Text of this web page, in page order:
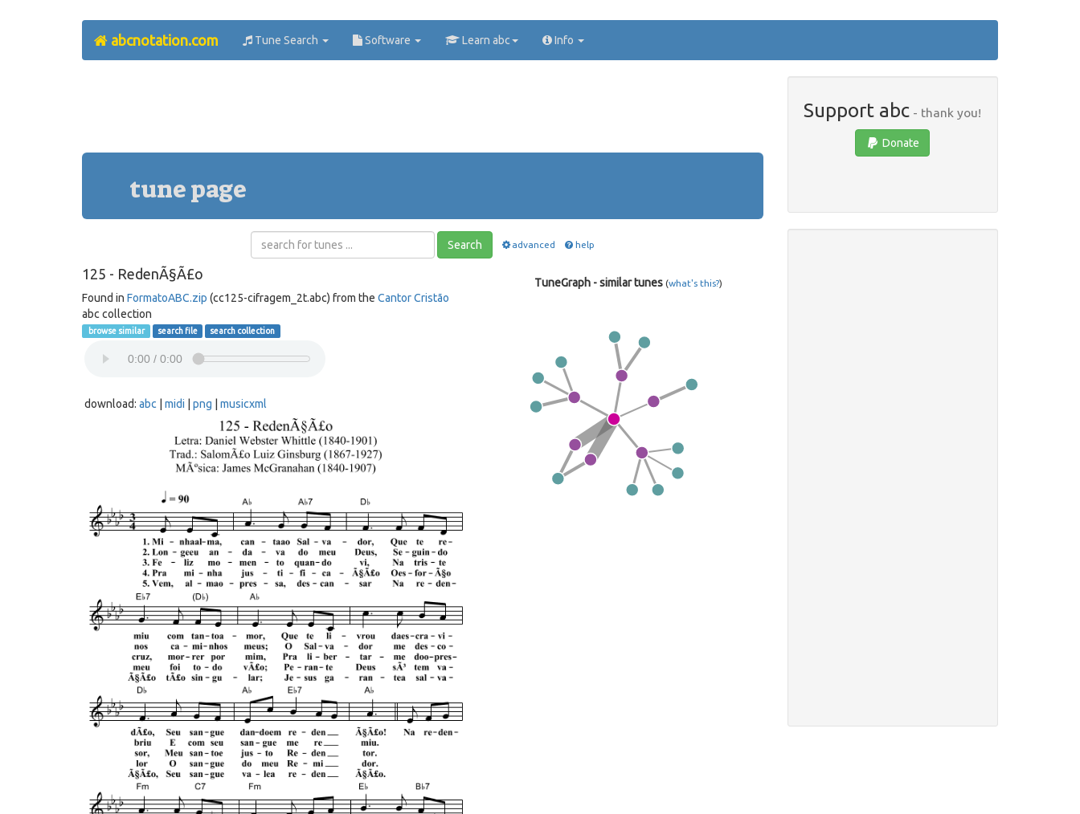
abcnotation.com Tune Search Software Learn abc Info
tune page
Search advanced help
125 - RedenÃ§Ã£o
Found in FormatoABC.zip (cc125-cifragem_2t.abc) from the Cantor Cristão
abc collection
browse similar search file search collection
download: abc midi png musicxml
TuneGraph - similar tunes (what's this?)
Support abc - thank you!
Donate